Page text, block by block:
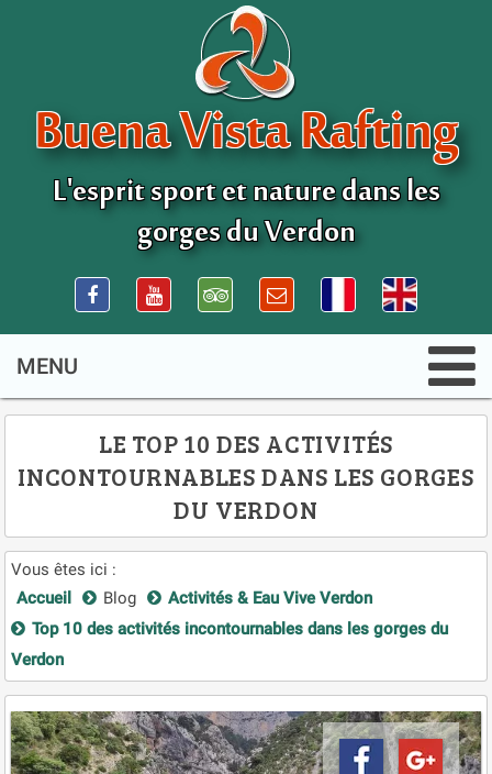
Buena Vista Rafting
L'esprit sport et nature dans les
gorges du Verdon
LE TOP 10 DES ACTIVITÉS
INCONTOURNABLES DANS LES GORGES
DU VERDON
Vous êtes ici :
Accueil
Blog
Activités & Eau Vive Verdon
Top 10 des activités incontournables dans les gorges du
Verdon